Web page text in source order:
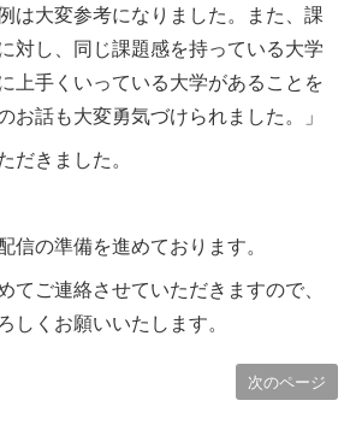
は大変参考になりました。また、課
対し、同じ課題感を持っている大学
上手くいっている大学があることを
お話も大変勇気づけられました。」
だきました。
信の準備を進めております。
てご連絡させていただきますので、
しくお願いいたします。
次のページ